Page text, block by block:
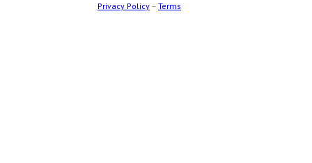
Privacy Policy – Terms